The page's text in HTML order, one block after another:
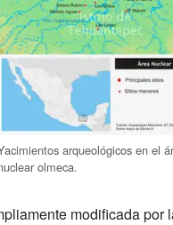
arqueológicos en el
olmeca.
modificada por